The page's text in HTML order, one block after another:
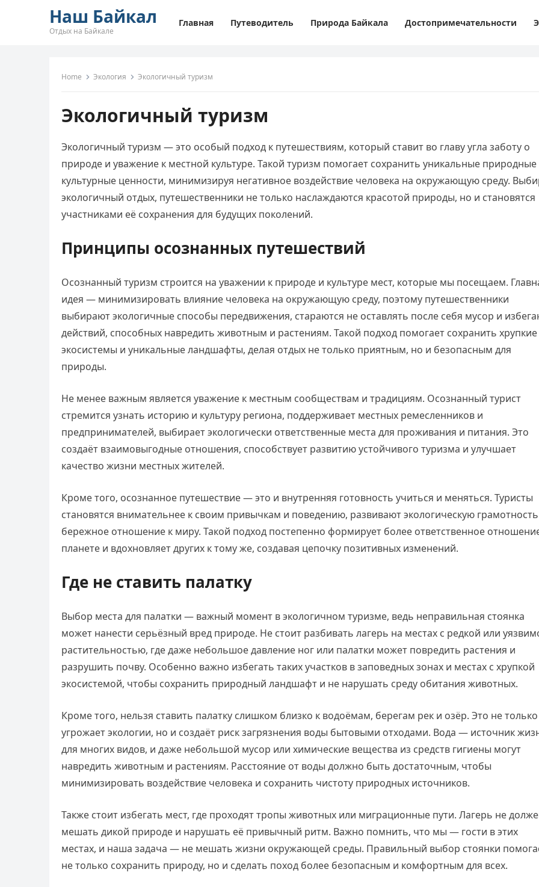
Наш Байкал
Отдых на Байкале
Главная Путеводитель Природа Байкала Достопримечательности
Home Экология Экологичный туризм
Экологичный туризм
Экологичный туризм — это особый подход к путешествиям, который ставит во главу угла заботу о
природе и уважение к местной культуре. Такой туризм помогает сохранить уникальные природные
культурные ценности, минимизируя негативное воздействие человека на окружающую среду.
экологичный отдых, путешественники не только наслаждаются красотой природы, но и становятся
участниками её сохранения для будущих поколений.
Принципы осознанных путешествий
Осознанный туризм строится на уважении к природе и культуре мест, которые мы посещаем.
идея — минимизировать влияние человека на окружающую среду, поэтому путешественники
выбирают экологичные способы передвижения, стараются не оставлять после себя мусор и
действий, способных навредить животным и растениям. Такой подход помогает сохранить хрупкие
экосистемы и уникальные ландшафты, делая отдых не только приятным, но и безопасным для
природы.
Не менее важным является уважение к местным сообществам и традициям. Осознанный турист
стремится узнать историю и культуру региона, поддерживает местных ремесленников и
предпринимателей, выбирает экологически ответственные места для проживания и питания. Это
создаёт взаимовыгодные отношения, способствует развитию устойчивого туризма и улучшает
качество жизни местных жителей.
Кроме того, осознанное путешествие — это и внутренняя готовность учиться и меняться. Туристы
становятся внимательнее к своим привычкам и поведению, развивают экологическую
бережное отношение к миру. Такой подход постепенно формирует более ответственное
планете и вдохновляет других к тому же, создавая цепочку позитивных изменений.
Где не ставить палатку
Выбор места для палатки — важный момент в экологичном туризме, ведь неправильная стоянка
может нанести серьёзный вред природе. Не стоит разбивать лагерь на местах с редкой или
растительностью, где даже небольшое давление ног или палатки может повредить растения и
разрушить почву. Особенно важно избегать таких участков в заповедных зонах и местах с хрупкой
экосистемой, чтобы сохранить природный ландшафт и не нарушать среду обитания животных.
Кроме того, нельзя ставить палатку слишком близко к водоёмам, берегам рек и озёр. Это не только
угрожает экологии, но и создаёт риск загрязнения воды бытовыми отходами. Вода — источник
для многих видов, и даже небольшой мусор или химические вещества из средств гигиены могут
навредить животным и растениям. Расстояние от воды должно быть достаточным, чтобы
минимизировать воздействие человека и сохранить чистоту природных источников.
Также стоит избегать мест, где проходят тропы животных или миграционные пути. Лагерь не
мешать дикой природе и нарушать её привычный ритм. Важно помнить, что мы — гости в этих
местах, и наша задача — не мешать жизни окружающей среды. Правильный выбор стоянки
не только сохранить природу, но и сделать поход более безопасным и комфортным для всех.